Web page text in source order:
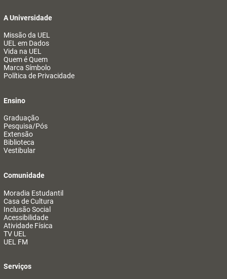
A Universidade
Missão da UEL
UEL em Dados
Vida na UEL
Quem é Quem
Marca Símbolo
Política de Privacidade
Ensino
Graduação
Pesquisa/Pós
Extensão
Biblioteca
Vestibular
Comunidade
Moradia Estudantil
Casa de Cultura
Inclusão Social
Acessibilidade
Atividade Física
TV UEL
UEL FM
Serviços